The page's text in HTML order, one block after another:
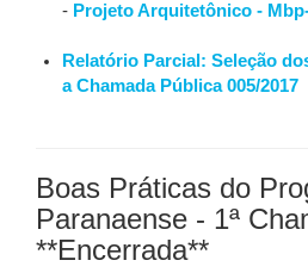
- Projeto Arquitetônico -
Relatório Parcial: Seleção
a Chamada Pública 005/2017
Boas Práticas do
Paranaense - 1ª
**Encerrada**